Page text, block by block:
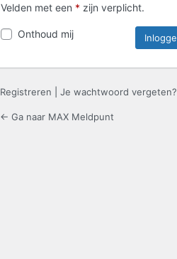
Velden met een * zijn verplicht.
Onthoud mij
Registreren Je wachtwoord vergeten?
← Ga naar MAX Meldpunt